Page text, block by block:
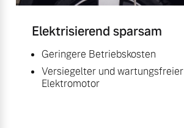
Elektrisierend sparsam
Geringere Betriebskosten
Versiegelter und wartungsfreier
Elektromotor